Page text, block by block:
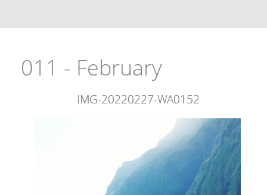
011 - February
IMG-20220227-WA0152